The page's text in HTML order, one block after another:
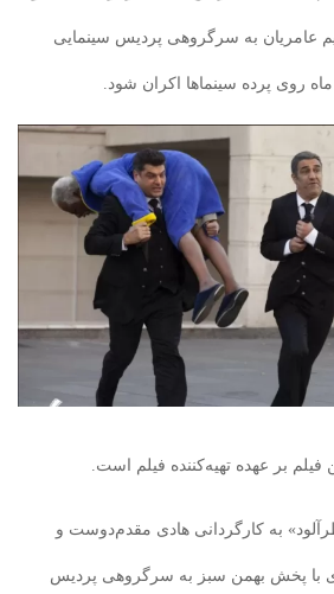
عامریان به سرگروهی پردیس سینمایی
روی پرده سینماها اکران شود.
بر عهده تهیه‌کننده فیلم است.
به کارگردانی هادی مقدم‌دوست و
با پخش بهمن سبز به سرگروهی پردیس